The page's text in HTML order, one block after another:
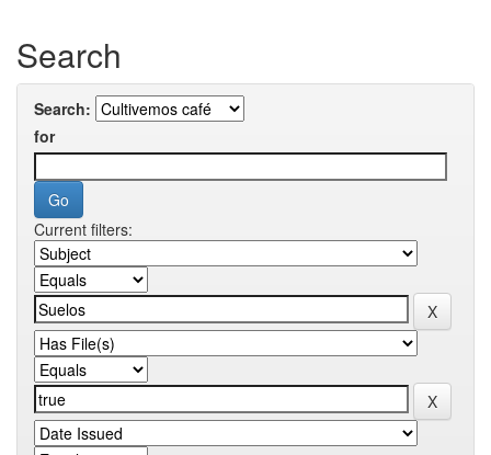
Search
Search:
for
Current filters: